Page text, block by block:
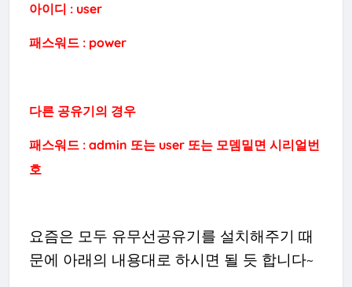
아이디 : user
패스워드 : power
다른 공유기의 경우
패스워드 : admin 또는 user 또는 모뎀밑면 시리얼번
호
요즘은 모두 유무선공유기를 설치해주기 때
문에 아래의 내용대로 하시면 될 듯 합니다~